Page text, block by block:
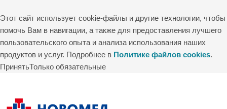
Этот сайт использует cookie-файлы и другие технологии, чтобы
помочь Вам в навигации, а также для предоставления лучшего
пользовательского опыта и анализа использования наших
продуктов и услуг. Подробнее в Политике файлов cookies.
ПринятьТолько обязательные